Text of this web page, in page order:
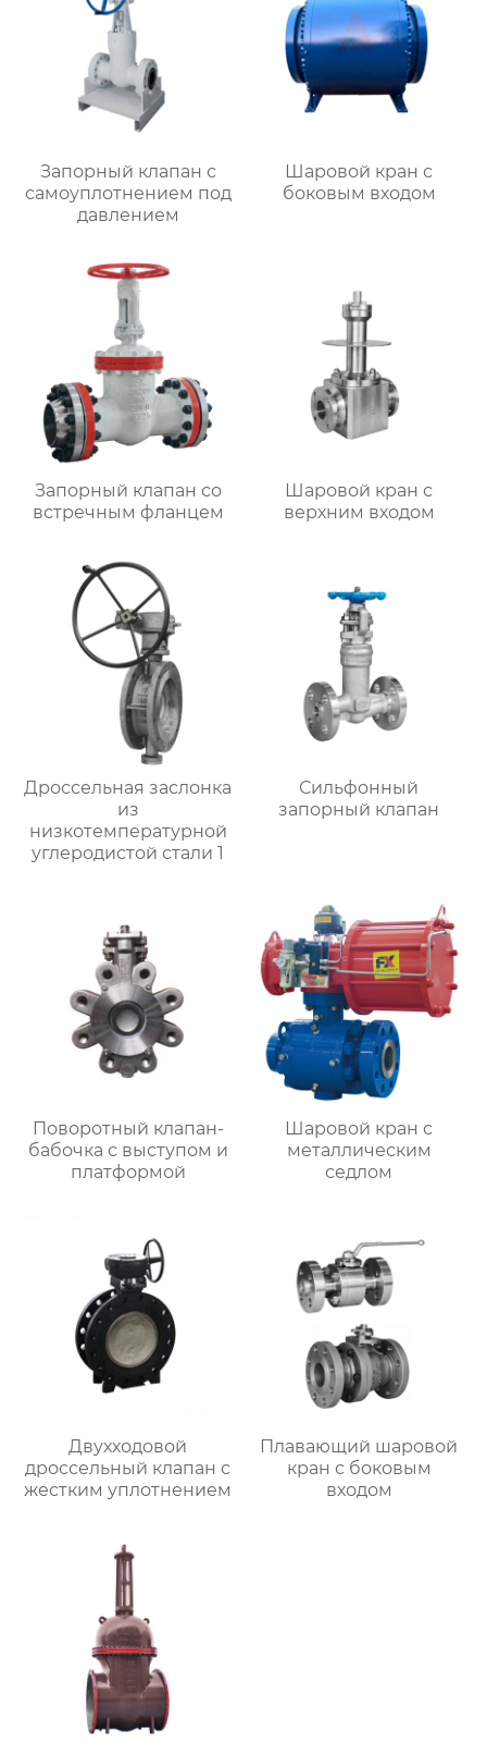
Запорный клапан с
самоуплотнением под
давлением
Шаровой кран с
боковым входом
Запорный клапан со
встречным фланцем
Шаровой кран с
верхним входом
Дроссельная заслонка
из
низкотемпературной
углеродистой стали 1
Сильфонный
запорный клапан
Поворотный клапан-
бабочка с выступом и
платформой
Шаровой кран с
металлическим
седлом
Двухходовой
дроссельный клапан с
жестким уплотнением
Плавающий шаровой
кран с боковым
входом